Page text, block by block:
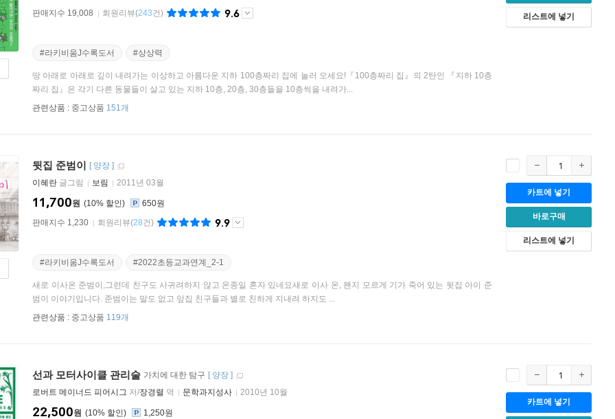
판매지수 19,008
회원리뷰(243건) 9.6
#라키비움J수록도서 #상상력
땅 아래로 아래로 깊이 내려가는 이상하고 아름다운 지하 100층짜리 집에 놀러 오세요!『100층짜리 집』의 2탄인 『지하 10층
짜리 집』은 각기 다른 동물들이 살고 있는 지하 10층, 20층, 30층들을 10층씩을 내려가...
관련상품 : 중고상품 151개
리스트에 넣기
뒷집 준범이 [ 양장 ]
이혜란 글그림 보림 2011년 03월
10%
11,700원
650원
판매지수 1,230
회원리뷰(28건) 9.9
#라키비움J수록도서 #2022초등교과연계_2-1
새로 이사온 준범이,그런데 친구도 사귀려하지 않고 온종일 혼자 있네요새로 이사 온, 왠지 모르게 기가 죽어 있는 뒷집 아이 준
범이 이야기입니다. 준범이는 말도 없고 앞집 친구들과 별로 친하게 지내려 하지도 ...
관련상품 : 중고상품 119개
카트에 넣기
바로구매
리스트에 넣기
선과 모터사이클 관리술 가치에 대한 탐구 [ 양장 ]
로버트 메이너드 피어시그 저/장경렬 역 문학과지성사 2010년 10월
10%
22,500원
1,250원
카트에 넣기